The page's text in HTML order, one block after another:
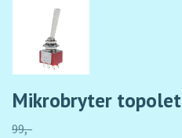
Mikrobryter
99,-